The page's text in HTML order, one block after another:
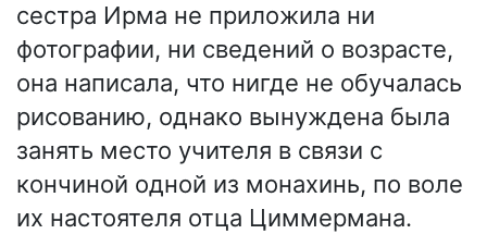
сестра Ирма не приложила ни
фотографии, ни сведений о возрасте,
она написала, что нигде не обучалась
рисованию, однако вынуждена была
занять место учителя в связи с
кончиной одной из монахинь, по воле
их настоятеля отца Циммермана.